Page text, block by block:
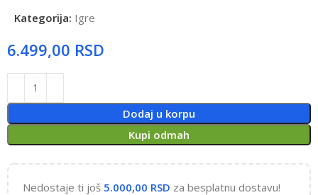
Kategorija: Igre
RSD
Dodaj u korpu
Kupi odmah
Nedostaje ti još 5.000,00 RSD za besplatnu dostavu!